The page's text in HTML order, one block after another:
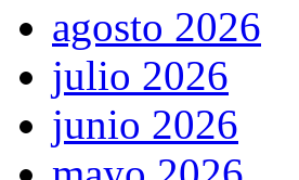
agosto 2026
julio 2026
junio 2026